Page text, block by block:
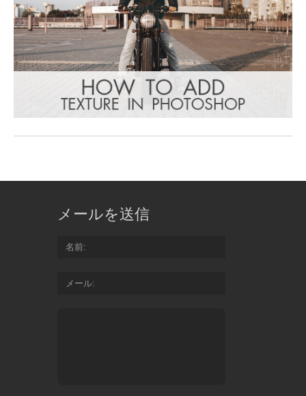
メールを送信
名前
メール